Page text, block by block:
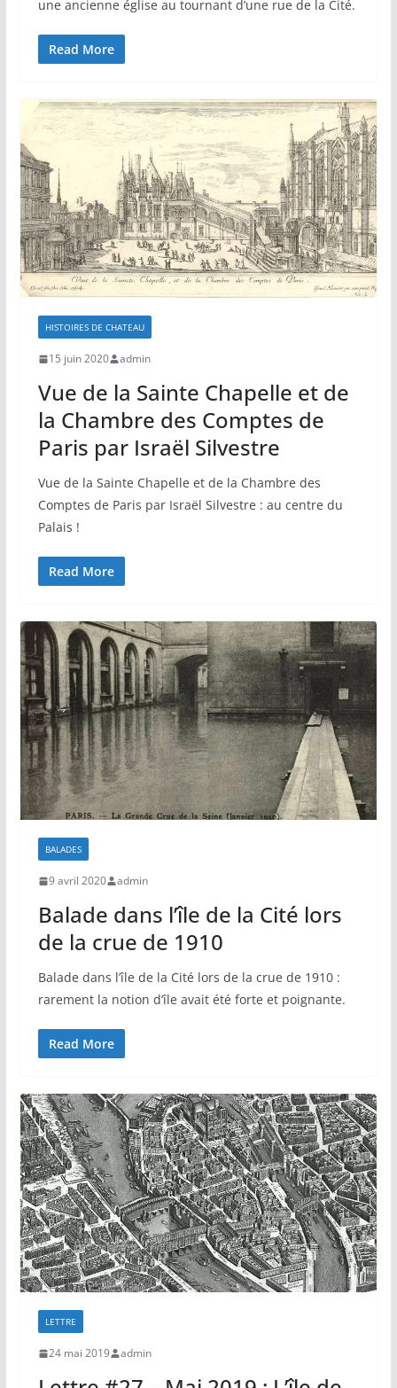
une ancienne église au tournant d’une rue de la Cité.
Read More
HISTOIRES DE CHATEAU
15 juin 2020 admin
Vue de la Sainte Chapelle et de
la Chambre des Comptes de
Paris par Israël Silvestre
Vue de la Sainte Chapelle et de la Chambre des
Comptes de Paris par Israël Silvestre : au centre du
Palais !
Read More
BALADES
9 avril 2020 admin
Balade dans l’île de la Cité lors
de la crue de 1910
Balade dans l’île de la Cité lors de la crue de 1910 :
rarement la notion d’île avait été forte et poignante.
Read More
LETTRE
24 mai 2019 admin